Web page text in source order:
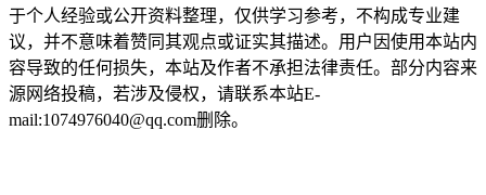
于个人经验或公开资料整理，仅供学习参考，不构成专业建
议，并不意味着赞同其观点或证实其描述。用户因使用本站内
容导致的任何损失，本站及作者不承担法律责任。部分内容来
源网络投稿，若涉及侵权，请联系本站E-
mail:1074976040@qq.com删除。